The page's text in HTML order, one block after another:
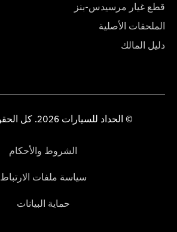
قطع غيار مرسيدس-بنز
الملحقات الأصلية
دليل المالك
© الحداد للسيارات 2026. كل الحقوق محفوظة
الشروط والأحكام
سياسة ملفات الارتباط
حماية البيانات